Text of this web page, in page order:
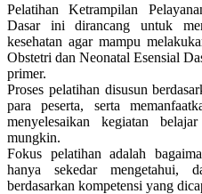
Pelatihan Ketrampilan
Dasar ini dirancang untuk
kesehatan agar mampu
Obstetri dan Neonatal Esensial
primer.
Proses pelatihan disusun
para peserta, serta
menyelesaikan kegiatan
mungkin.
Fokus pelatihan adalah
hanya sekedar mengetahui,
berdasarkan kompetensi yang